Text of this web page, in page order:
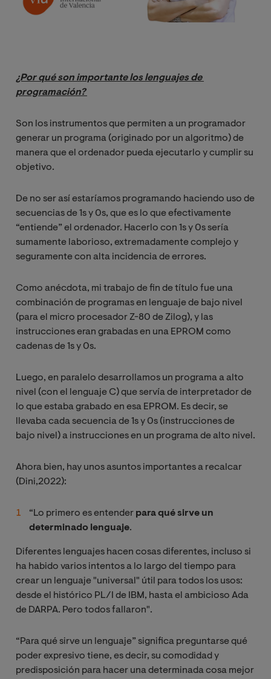
¿Por qué son importante los lenguajes de
programación?
Son los instrumentos que permiten a un programador
generar un programa (originado por un algoritmo) de
manera que el ordenador pueda ejecutarlo y cumplir su
objetivo.
De no ser así estaríamos programando haciendo uso de
secuencias de 1s y 0s, que es lo que efectivamente
“entiende” el ordenador. Hacerlo con 1s y 0s sería
sumamente laborioso, extremadamente complejo y
seguramente con alta incidencia de errores.
Como anécdota, mi trabajo de fin de título fue una
combinación de programas en lenguaje de bajo nivel
(para el micro procesador Z-80 de Zilog), y las
instrucciones eran grabadas en una EPROM como
cadenas de 1s y 0s.
Luego, en paralelo desarrollamos un programa a alto
nivel (con el lenguaje C) que servía de interpretador de
lo que estaba grabado en esa EPROM. Es decir, se
llevaba cada secuencia de 1s y 0s (instrucciones de
bajo nivel) a instrucciones en un programa de alto nivel.
Ahora bien, hay unos asuntos importantes a recalcar
(Dini,2022):
“Lo primero es entender para qué sirve un
determinado lenguaje.
Diferentes lenguajes hacen cosas diferentes, incluso si
ha habido varios intentos a lo largo del tiempo para
crear un lenguaje "universal" útil para todos los usos:
desde el histórico PL/I de IBM, hasta el ambicioso Ada
de DARPA. Pero todos fallaron".
“Para qué sirve un lenguaje” significa preguntarse qué
poder expresivo tiene, es decir, su comodidad y
predisposición para hacer una determinada cosa mejor